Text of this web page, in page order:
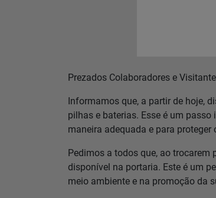
Prezados Colaboradores e
Informamos que, a partir de hoje,
pilhas e baterias. Esse é um
maneira adequada e para proteger
Pedimos a todos que, ao
disponível na portaria. Este é um
meio ambiente e na promoção da